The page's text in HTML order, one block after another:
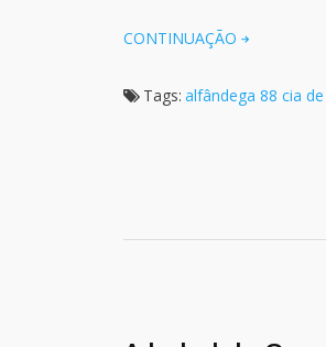
CONTINUAÇÃO
Tags: alfândega 88 cia